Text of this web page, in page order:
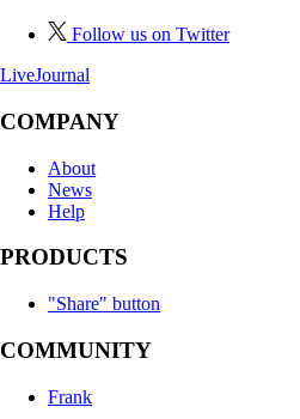
Follow us on Twitter
LiveJournal
COMPANY
About
News
Help
PRODUCTS
"Share" button
COMMUNITY
Frank